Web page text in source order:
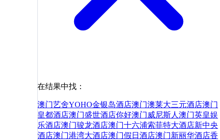
在结果中找：
澳门艺舍YOHO金银岛酒店澳门澳莱大三元酒店澳门
皇都酒店澳门盛世酒店你好澳门威尼斯人 澳门英皇娱
乐酒店澳门骏龙酒店澳门十六浦索菲特大酒店新中央
酒店澳门港湾大酒店澳门假日酒店澳门新丽华酒店香